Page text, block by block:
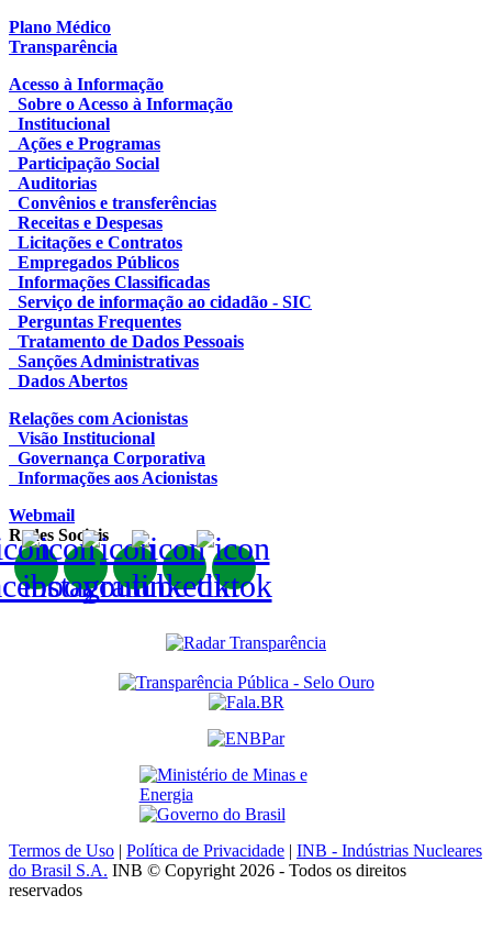
Plano Médico
Transparência
Acesso à Informação
Sobre o Acesso à Informação
Institucional
Ações e Programas
Participação Social
Auditorias
Convênios e transferências
Receitas e Despesas
Licitações e Contratos
Empregados Públicos
Informações Classificadas
Serviço de informação ao cidadão - SIC
Perguntas Frequentes
Tratamento de Dados Pessoais
Sanções Administrativas
Dados Abertos
Relações com Acionistas
Visão Institucional
Governança Corporativa
Informações aos Acionistas
Webmail
Redes Sociais
Termos de Uso | Política de Privacidade | INB - Indústrias Nucleares
do Brasil S.A. INB © Copyright 2026 - Todos os direitos
reservados